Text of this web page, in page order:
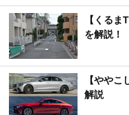
【くる
を解説！
【やや
解説